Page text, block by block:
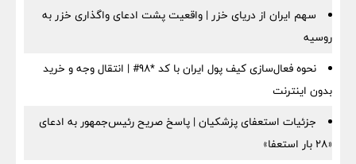
سهم ایران از دریای خزر | واقعیت پشت ادعای واگذاری خزر به
روسیه
نحوه فعال‌سازی کیف پول ایران با کد *98# | انتقال وجه و خرید
بدون اینترنت
جزئیات استعفای پزشکیان | پاسخ صریح رئیس‌جمهور به ادعای
«۲۸ بار استعفا»